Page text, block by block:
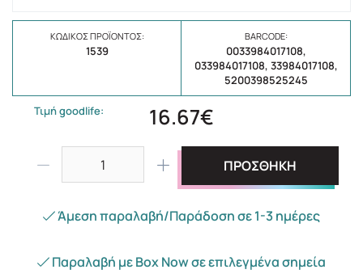
ΚΩΔΙΚΌΣ ΠΡΟΪΌΝΤΟΣ:
1539
BARCODE:
0033984017108,
033984017108, 33984017108,
5200398525245
Τιμή goodlife: 16.67€
ΠΡΟΣΘΗΚΗ
Άμεση παραλαβή/Παράδοση σε 1-3 ημέρες
Παραλαβή με Box Now σε επιλεγμένα σημεία